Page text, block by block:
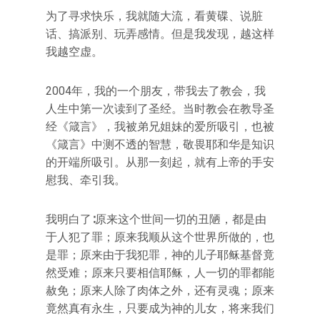
为了寻求快乐，我就随大流，看黄碟、说脏
话、搞派别、玩弄感情。但是我发现，越这样
我越空虚。
2004年，我的一个朋友，带我去了教会，我
人生中第一次读到了圣经。当时教会在教导圣
经《箴言》，我被弟兄姐妹的爱所吸引，也被
《箴言》中测不透的智慧，敬畏耶和华是知识
的开端所吸引。从那一刻起，就有上帝的手安
慰我、牵引我。
我明白了∶原来这个世间一切的丑陋，都是由
于人犯了罪；原来我顺从这个世界所做的，也
是罪；原来由于我犯罪，神的儿子耶稣基督竟
然受难；原来只要相信耶稣，人一切的罪都能
赦免；原来人除了肉体之外，还有灵魂；原来
竟然真有永生，只要成为神的儿女，将来我们